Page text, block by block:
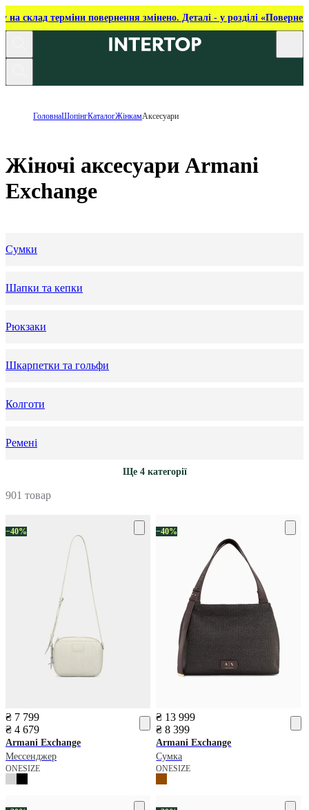
на склад терміни повернення змінено. Деталі - у розділі
ГоловнаШопінгКаталогЖінкамАксесуари
Жіночі аксесуари Armani
Exchange
Сумки
Шапки та кепки
Рюкзаки
Шкарпетки та гольфи
Колготи
Ремені
Ще 4 категорії
901 товар
−40%
₴ 7 799
₴ 4 679
Armani Exchange
Мессенджер
ONESIZE
−40%
₴ 13 999
₴ 8 399
Armani Exchange
Сумка
ONESIZE